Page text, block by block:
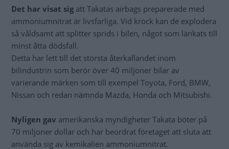
Det har visat sig att Takatas airbags preparerade med
ammoniumnitrat är livsfarliga. Vid krock kan de explodera
så våldsamt att splitter sprids i bilen, något som länkats till
minst åtta dödsfall.
Detta har lett till det största återkallandet inom
bilindustrin som berör över 40 miljoner bilar av
varierande märken som till exempel Toyota, Ford, BMW,
Nissan och redan nämnda Mazda, Honda och Mitsubishi.
Nyligen gav amerikanska myndigheter Takata böter på
70 miljoner dollar och har beordrat företaget att sluta att
använda sig av kemikalien ammoniumnitrat.